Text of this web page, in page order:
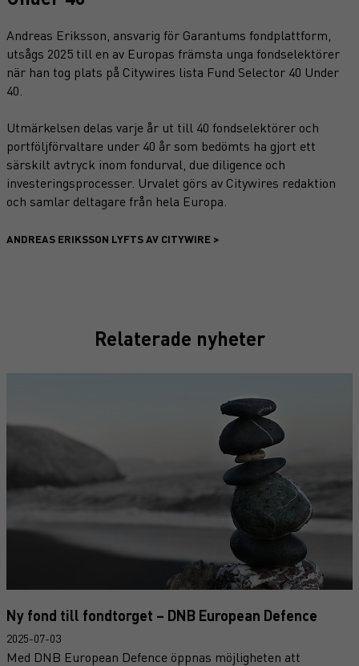
Andreas Eriksson, ansvarig för Garantums fondplattform,
utsågs 2025 till en av Europas främsta unga fondselektörer
när han tog plats på Citywires lista Fund Selector 40 Under
40.
Utmärkelsen delas varje år ut till 40 fondselektörer och
portföljförvaltare under 40 år som bedömts ha gjort ett
särskilt avtryck inom fondurval, due diligence och
investeringsprocesser. Urvalet görs av Citywires redaktion
och samlar deltagare från hela Europa.
ANDREAS ERIKSSON LYFTS AV CITYWIRE >
Relaterade nyheter
Ny fond till fondtorget – DNB European Defence
2025-07-03
Med DNB European Defence öppnas möjligheten att